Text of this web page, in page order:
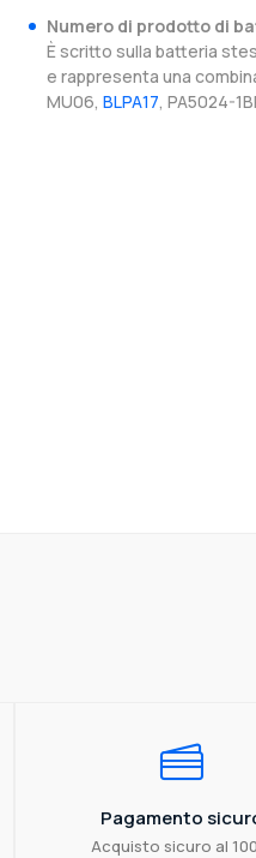
Numero di prodotto di
È scritto sulla batteria
e rappresenta una
MU06, BLPA17, PA5024-
Pagamento
Acquisto sicuro al